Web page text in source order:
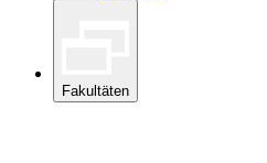
Fakultäten